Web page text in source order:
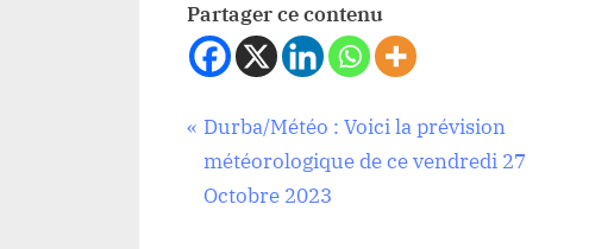
Partager ce contenu
Société
Navigation
de
P
r
e
Durba/Météo : Voici la prévision
météorologique de ce vendredi 27
Octobre 2023